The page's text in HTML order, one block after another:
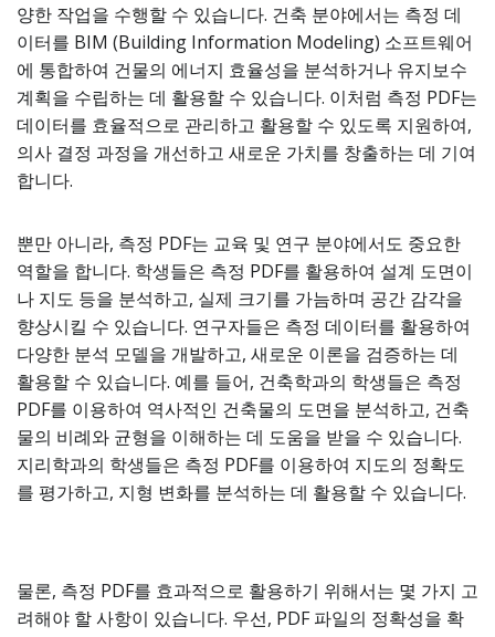
양한 작업을 수행할 수 있습니다. 건축 분야에서는 측정 데
이터를 BIM (Building Information Modeling) 소프트웨어
에 통합하여 건물의 에너지 효율성을 분석하거나 유지보수
계획을 수립하는 데 활용할 수 있습니다. 이처럼 측정 PDF는
데이터를 효율적으로 관리하고 활용할 수 있도록 지원하여,
의사 결정 과정을 개선하고 새로운 가치를 창출하는 데 기여
합니다.
뿐만 아니라, 측정 PDF는 교육 및 연구 분야에서도 중요한
역할을 합니다. 학생들은 측정 PDF를 활용하여 설계 도면이
나 지도 등을 분석하고, 실제 크기를 가늠하며 공간 감각을
향상시킬 수 있습니다. 연구자들은 측정 데이터를 활용하여
다양한 분석 모델을 개발하고, 새로운 이론을 검증하는 데
활용할 수 있습니다. 예를 들어, 건축학과의 학생들은 측정
PDF를 이용하여 역사적인 건축물의 도면을 분석하고, 건축
물의 비례와 균형을 이해하는 데 도움을 받을 수 있습니다.
지리학과의 학생들은 측정 PDF를 이용하여 지도의 정확도
를 평가하고, 지형 변화를 분석하는 데 활용할 수 있습니다.
물론, 측정 PDF를 효과적으로 활용하기 위해서는 몇 가지 고
려해야 할 사항이 있습니다. 우선, PDF 파일의 정확성을 확